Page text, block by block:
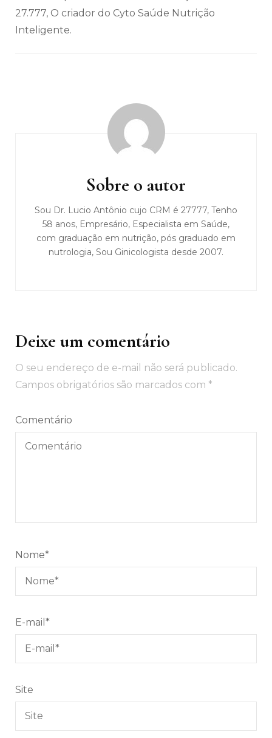
27.777, O criador do Cyto Saúde Nutrição
Inteligente.
Sobre o autor
Sou Dr. Lucio Antônio cujo CRM é 27777, Tenho
58 anos, Empresário, Especialista em Saúde,
com graduação em nutrição, pós graduado em
nutrologia, Sou Ginicologista desde 2007.
Deixe um comentário
O seu endereço de e-mail não será publicado.
Campos obrigatórios são marcados com *
Comentário
Nome*
E-mail *
Site